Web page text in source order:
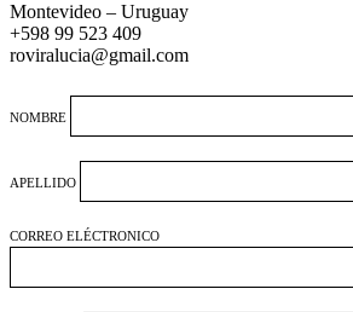
Montevideo – Uruguay
+598 99 523 409
roviralucia@gmail.com
NOMBRE
APELLIDO
CORREO ELÉCTRONICO